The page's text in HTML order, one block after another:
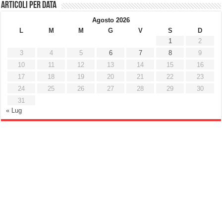
Articoli per data
Agosto 2026
L
M M G V S
D
1
2
3
4 5 6 7 8
9
10
11 12 13 14 15
16
17
18 19 20 21 22
23
24
25 26 27 28 29
30
31
« Lug